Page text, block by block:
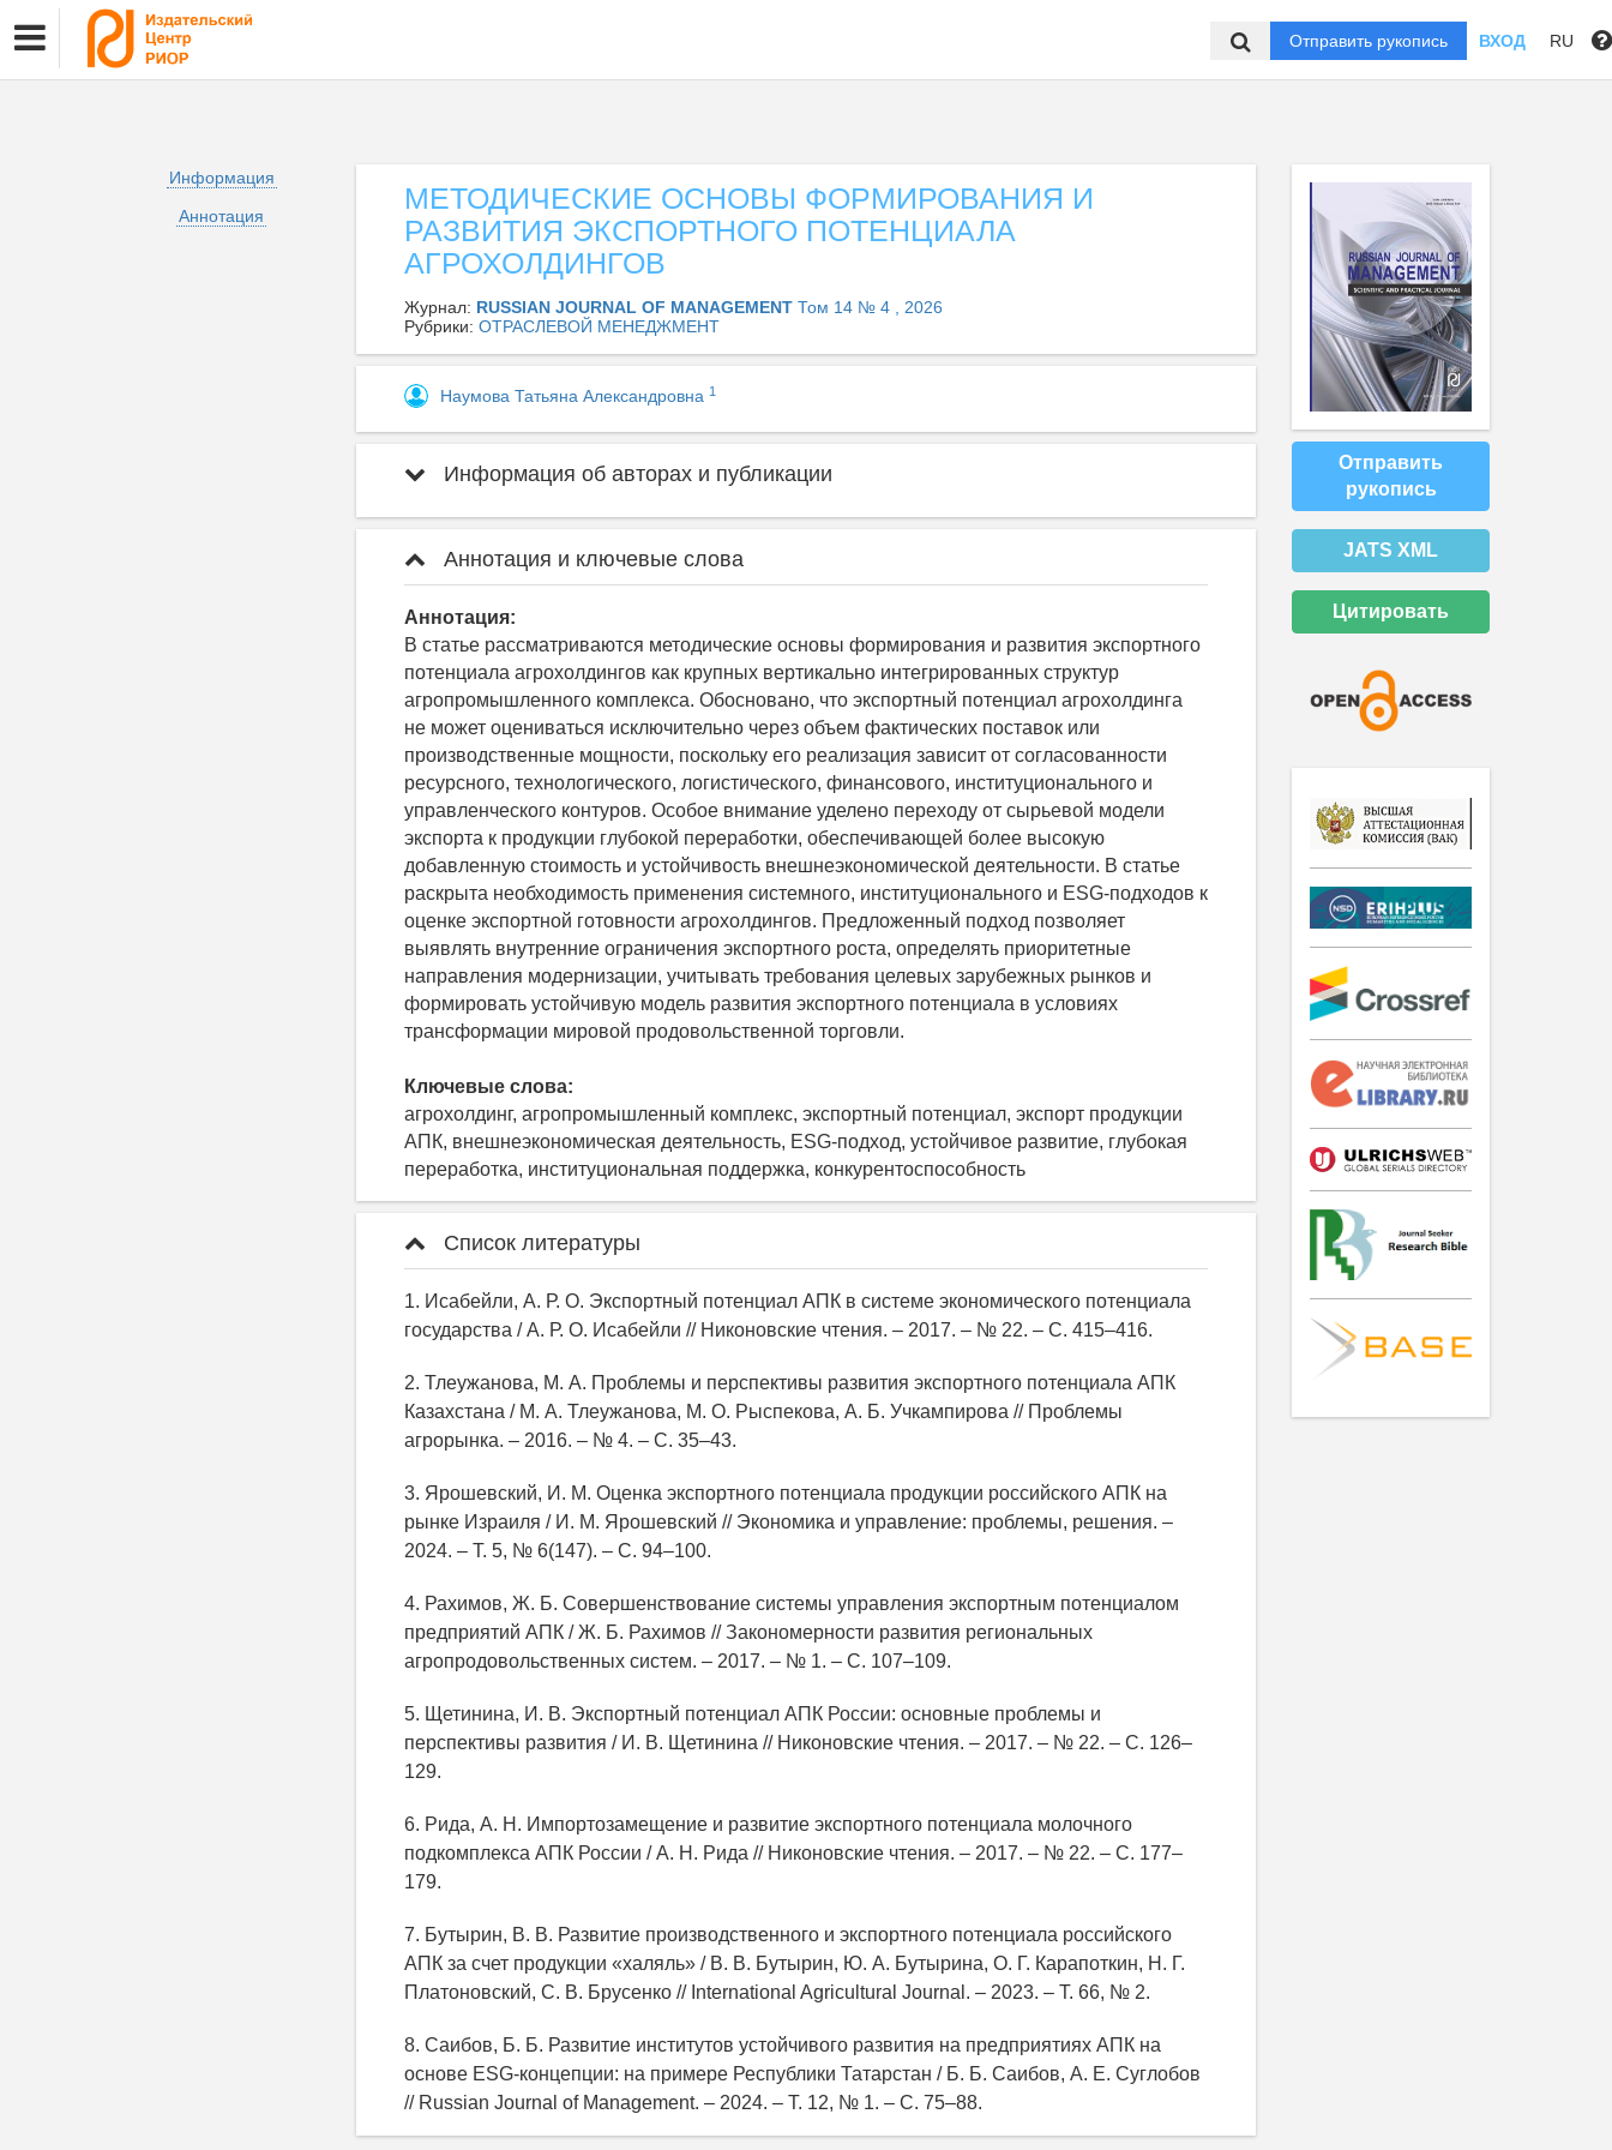
Отправить рукопись ВХОД RU
Информация
Аннотация
МЕТОДИЧЕСКИЕ ОСНОВЫ ФОРМИРОВАНИЯ И
РАЗВИТИЯ ЭКСПОРТНОГО ПОТЕНЦИАЛА
АГРОХОЛДИНГОВ
Журнал: RUSSIAN JOURNAL OF MANAGEMENT Том 14 № 4 , 2026
Рубрики: ОТРАСЛЕВОЙ МЕНЕДЖМЕНТ
Наумова Татьяна Александровна 1
Информация об авторах и публикации
Аннотация и ключевые слова
Аннотация:
В статье рассматриваются методические основы формирования и развития экспортного
потенциала агрохолдингов как крупных вертикально интегрированных структур
агропромышленного комплекса. Обосновано, что экспортный потенциал агрохолдинга
не может оцениваться исключительно через объем фактических поставок или
производственные мощности, поскольку его реализация зависит от согласованности
ресурсного, технологического, логистического, финансового, институционального и
управленческого контуров. Особое внимание уделено переходу от сырьевой модели
экспорта к продукции глубокой переработки, обеспечивающей более высокую
добавленную стоимость и устойчивость внешнеэкономической деятельности. В статье
раскрыта необходимость применения системного, институционального и ESG-подходов к
оценке экспортной готовности агрохолдингов. Предложенный подход позволяет
выявлять внутренние ограничения экспортного роста, определять приоритетные
направления модернизации, учитывать требования целевых зарубежных рынков и
формировать устойчивую модель развития экспортного потенциала в условиях
трансформации мировой продовольственной торговли.
Ключевые слова:
агрохолдинг, агропромышленный комплекс, экспортный потенциал, экспорт продукции
АПК, внешнеэкономическая деятельность, ESG-подход, устойчивое развитие, глубокая
переработка, институциональная поддержка, конкурентоспособность
Список литературы
1. Исабейли, А. Р. О. Экспортный потенциал АПК в системе экономического потенциала
государства / А. Р. О. Исабейли // Никоновские чтения. – 2017. – № 22. – С. 415–416.
2. Тлеужанова, М. А. Проблемы и перспективы развития экспортного потенциала АПК
Казахстана / М. А. Тлеужанова, М. О. Рыспекова, А. Б. Учкампирова // Проблемы
агрорынка. – 2016. – № 4. – С. 35–43.
3. Ярошевский, И. М. Оценка экспортного потенциала продукции российского АПК на
рынке Израиля / И. М. Ярошевский // Экономика и управление: проблемы, решения. –
2024. – Т. 5, № 6(147). – С. 94–100.
4. Рахимов, Ж. Б. Совершенствование системы управления экспортным потенциалом
предприятий АПК / Ж. Б. Рахимов // Закономерности развития региональных
агропродовольственных систем. – 2017. – № 1. – С. 107–109.
5. Щетинина, И. В. Экспортный потенциал АПК России: основные проблемы и
перспективы развития / И. В. Щетинина // Никоновские чтения. – 2017. – № 22. – С. 126–
129.
6. Рида, А. Н. Импортозамещение и развитие экспортного потенциала молочного
подкомплекса АПК России / А. Н. Рида // Никоновские чтения. – 2017. – № 22. – С. 177–
179.
7. Бутырин, В. В. Развитие производственного и экспортного потенциала российского
АПК за счет продукции «халяль» / В. В. Бутырин, Ю. А. Бутырина, О. Г. Карапоткин, Н. Г.
Платоновский, С. В. Брусенко // International Agricultural Journal. – 2023. – Т. 66, № 2.
8. Саибов, Б. Б. Развитие институтов устойчивого развития на предприятиях АПК на
основе ESG-концепции: на примере Республики Татарстан / Б. Б. Саибов, А. Е. Суглобов
// Russian Journal of Management. – 2024. – Т. 12, № 1. – С. 75–88.
Отправить
рукопись
JATS XML
Цитировать